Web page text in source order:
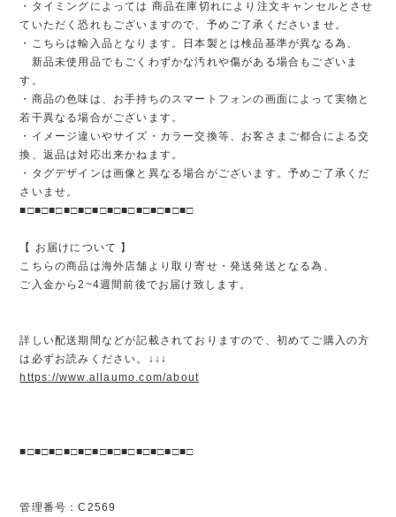
・タイミングによっては 商品在庫切れにより注文キャンセルとさせ
ていただく恐れもございますので、予めご了承くださいませ。
・こちらは輸入品となります。日本製とは検品基準が異なる為、
新品未使用品でもごくわずかな汚れや傷がある場合もございま
す。
・商品の色味は、お手持ちのスマートフォンの画面によって実物と
若干異なる場合がございます。
・イメージ違いやサイズ・カラー交換等、お客さまご都合による交
換、返品は対応出来かねます。
・タグデザインは画像と異なる場合がございます。予めご了承くだ
さいませ。
■□■□■□■□■□■□■□■□■□■□■□■□
【 お届けについて 】
こちらの商品は海外店舗より取り寄せ・発送発送となる為、
ご入金から2~4週間前後でお届け致します。
詳しい配送期間などが記載されておりますので、初めてご購入の方
は必ずお読みください。↓↓↓
https://www.allaumo.com/about
■□■□■□■□■□■□■□■□■□■□■□■□
管理番号：C2569